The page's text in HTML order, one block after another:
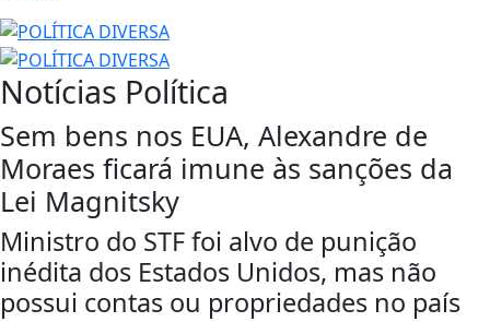
Notícias Política
Sem bens nos EUA, Alexandre de
Moraes ficará imune às sanções da
Lei Magnitsky
Ministro do STF foi alvo de punição
inédita dos Estados Unidos, mas não
possui contas ou propriedades no país